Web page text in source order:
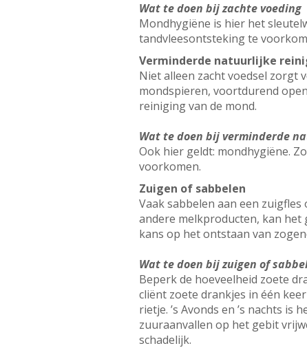
Wat te doen bij zachte voeding
Mondhygiëne is hier het
tandvleesontsteking te
Verminderde natuurlijke
Niet alleen zacht voedsel zorgt
mondspieren, voortdurend
reiniging van de mond.
Wat te doen bij verminderde
Ook hier geldt: mondhygiëne.
voorkomen.
Zuigen of sabbelen
Vaak sabbelen aan een
andere melkproducten, kan
kans op het ontstaan van
Wat te doen bij zuigen of
Beperk de hoeveelheid zoete
cliënt zoete drankjes in één
rietje. ’s Avonds en ’s nachts
zuuraanvallen op het gebit
schadelijk.